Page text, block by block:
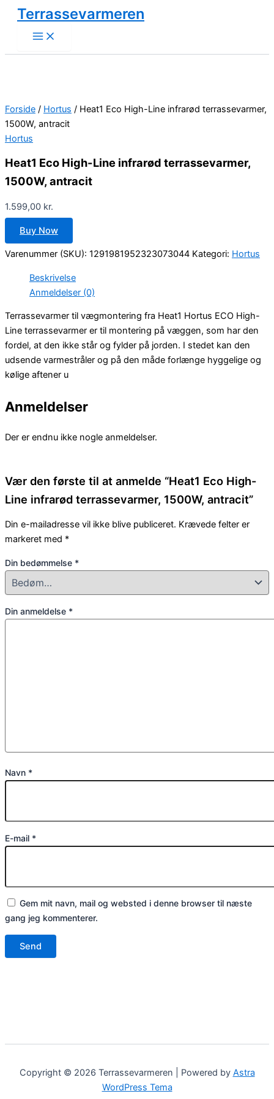
indholdet
Terrassevarmeren
Forside / Hortus / Heat1 Eco High-Line infrarød terrassevarmer,
1500W, antracit
Hortus
Heat1 Eco High-Line infrarød terrassevarmer,
1500W, antracit
1.599,00 kr.
Buy Now
Varenummer (SKU): 1291981952323073044 Kategori: Hortus
Beskrivelse
Anmeldelser (0)
Terrassevarmer til vægmontering fra Heat1 Hortus ECO High-
Line terrassevarmer er til montering på væggen, som har den
fordel, at den ikke står og fylder på jorden. I stedet kan den
udsende varmestråler og på den måde forlænge hyggelige og
kølige aftener u
Anmeldelser
Der er endnu ikke nogle anmeldelser.
Vær den første til at anmelde “Heat1 Eco High-
Line infrarød terrassevarmer, 1500W, antracit”
Din e-mailadresse vil ikke blive publiceret. Krævede felter er
markeret med *
Din bedømmelse *
Din anmeldelse *
Navn *
E-mail *
Gem mit navn, mail og websted i denne browser til næste
gang jeg kommenterer.
Copyright © 2026 Terrassevarmeren | Powered by Astra
WordPress Tema